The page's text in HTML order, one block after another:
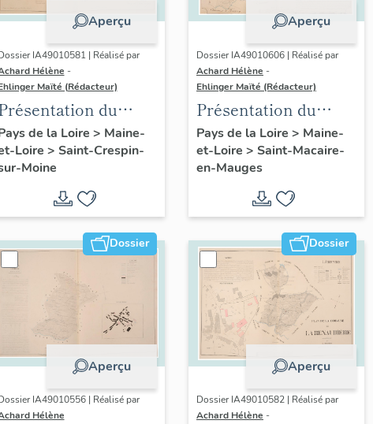
Aperçu
IA49010581 | Réalisé par
Hélène -
Maïté (Rédacteur)
du
de la
de Saint-
Crespin-sur-Moine
de la Loire > Maine-
Loire > Saint-Crespin-
Moine
Aperçu
Dossier IA49010606 | Réalisé par
Achard Hélène -
Ehlinger Maïté (Rédacteur)
Présentation du
patrimoine
industriel de la
commune de Saint-
Macaire-en-Mauges
Pays de la Loire > Maine-
et-Loire > Saint-Macaire-
en-Mauges
Dossier
Aperçu
IA49010556 | Réalisé par
Hélène
Dossier
Aperçu
Dossier IA49010582 | Réalisé par
Achard Hélène -